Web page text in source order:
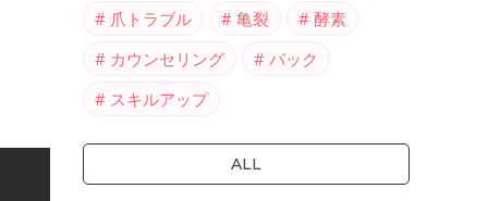
爪トラブル
亀裂
酵素
カウンセリング
パック
スキルアップ
ALL